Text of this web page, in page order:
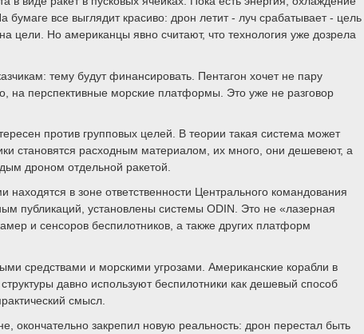
все выглядит красиво: дрон летит - луч срабатывает - цель
цели. Но американцы явно считают, что технология уже дозрела
тему будут финансировать. Пентагон хочет не пару
на перспективные морские платформы. Это уже не разговор
против групповых целей. В теории такая система может
становятся расходным материалом, их много, они дешевеют, а
дроном отдельной ракетой.
в зоне ответственности Центрального командования
публикаций, установлены системы ODIN. Это не «лазерная
и сенсоров беспилотников, а также других платформ
средствами и морскими угрозами. Американские корабли в
давно используют беспилотники как дешевый способ
смысл.
закрепил новую реальность: дрон перестал быть